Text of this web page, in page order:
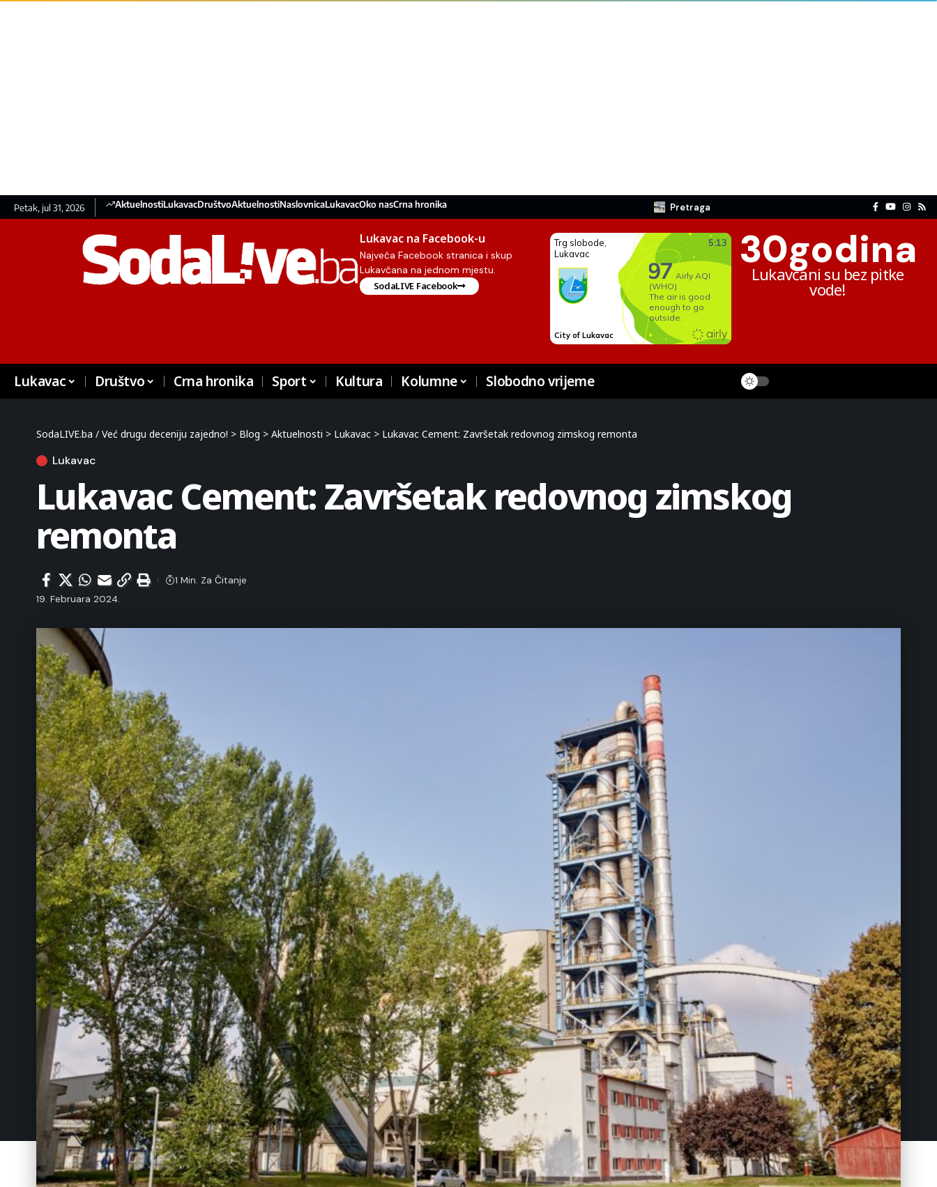
Petak, jul 31, 2026 AktuelnostiLukavacDruštvoAktuelnostiNaslovnicaLukavacOko nasCrna hronika Pretraga
Lukavac na Facebook-u
Najveća Facebook stranica i skup
Lukavčana na jednom mjestu.
SodaLIVE Facebook
30godina
Lukavčani su bez pitke
vode!
Lukavac Društvo Crna hronika Sport Kultura Kolumne Slobodno vrijeme
SodaLIVE.ba / Već drugu deceniju zajedno! > Blog > Aktuelnosti > Lukavac > Lukavac Cement: Završetak redovnog zimskog remonta
Lukavac
Lukavac Cement: Završetak redovnog zimskog
remonta
19. Februara 2024.
1 Min. Za Čitanje